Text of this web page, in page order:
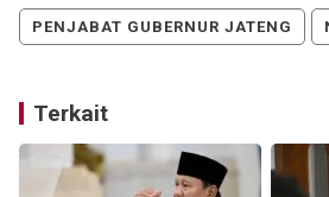
PENJABAT GUBERNUR JATENG
Terkait